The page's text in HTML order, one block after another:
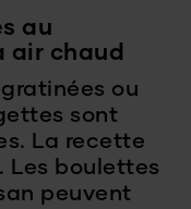
au
air chaud
ou
sont
La recette
Les boulettes
peuvent